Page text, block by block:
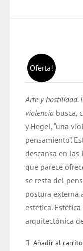
Oferta!
Arte y hostilidad.
violencia busca,
y Hegel, “una
pensamiento”.
descansa en
que parece
se resta del
postura externa
estética.
arquitectónica
Añadir al carrito